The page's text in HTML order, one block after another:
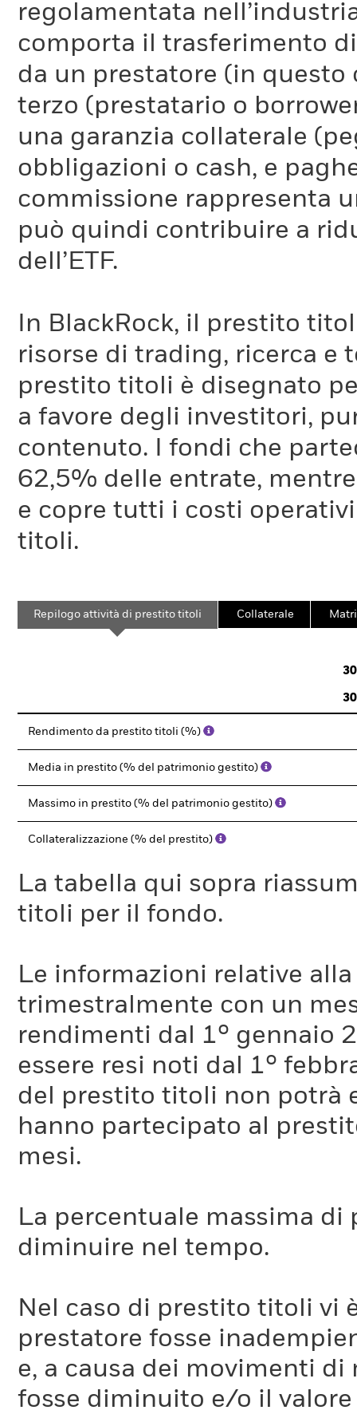
regolamentata
comporta il trasferimento
da un prestatore (in questo
terzo (prestatario o
una garanzia collaterale
obbligazioni o cash, e
commissione rappresenta
può quindi contribuire a
dell’ETF.
In BlackRock, il prestito
risorse di trading, ricerca e
prestito titoli è disegnato
a favore degli investitori,
contenuto. I fondi che
62,5% delle entrate,
e copre tutti i costi
titoli.
Repilogo attività di prestito titoli Collaterale
Rendimento da prestito titoli (%)
Media in prestito (% del patrimonio gestito)
Massimo in prestito (% del patrimonio gestito)
Collateralizzazione (% del prestito)
La tabella qui sopra
titoli per il fondo.
Le informazioni relative
trimestralmente con un
rendimenti dal 1° gennaio
essere resi noti dal 1°
del prestito titoli non potrà
hanno partecipato al
mesi.
La percentuale massima
diminuire nel tempo.
Nel caso di prestito titoli vi
prestatore fosse
e, a causa dei movimenti
fosse diminuito e/o il